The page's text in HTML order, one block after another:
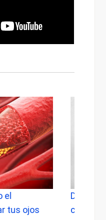
al despertar: causas,
y qué relación